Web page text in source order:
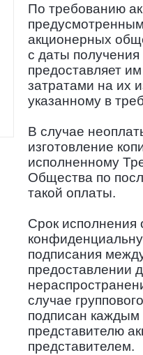
По требованию
акционерных
с даты
предоставляет
затратами на их
указанному в
В случае
изготовление
исполненному
Общества по
такой оплаты.
Срок исполнения
подписания
предоставлении
случае
подписан каждым
представителю
представителем.